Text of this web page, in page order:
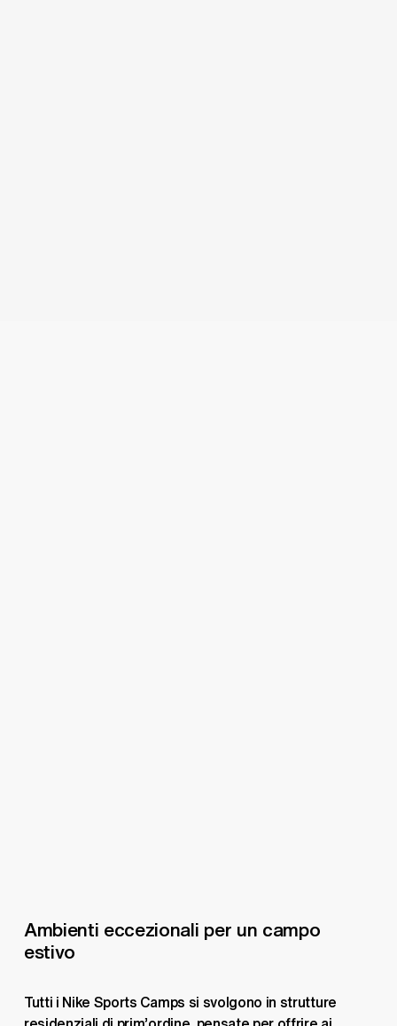
Ambienti eccezionali per un campo
estivo
Tutti i Nike Sports Camps si svolgono in strutture